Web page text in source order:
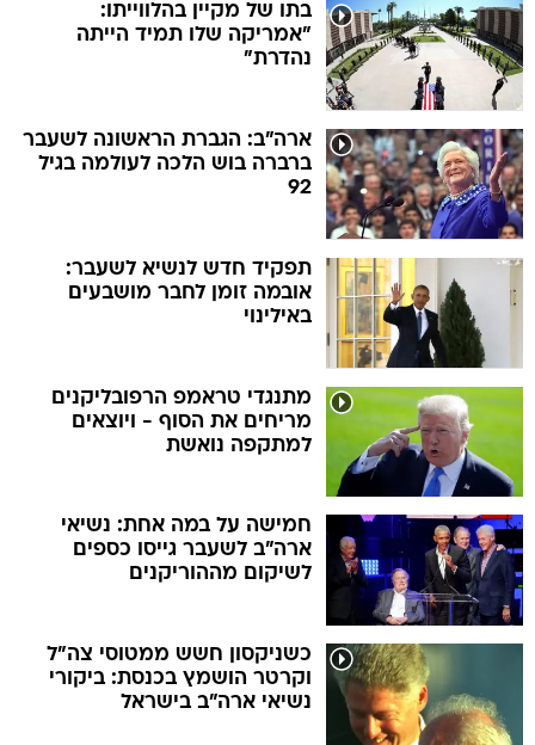
בתו של מקיין בהלווייתו:
"אמריקה שלו תמיד הייתה
נהדרת"
ארה"ב: הגברת הראשונה לשעבר
ברברה בוש הלכה לעולמה בגיל
92
תפקיד חדש לנשיא לשעבר:
אובמה זומן לחבר מושבעים
באילינוי
מתנגדי טראמפ הרפובליקנים
מריחים את הסוף - ויוצאים
למתקפה נואשת
חמישה על במה אחת: נשיאי
ארה"ב לשעבר גייסו כספים
לשיקום מההוריקנים
כשניקסון חשש ממטוסי צה"ל
וקרטר הושמץ בכנסת: ביקורי
נשיאי ארה"ב בישראל